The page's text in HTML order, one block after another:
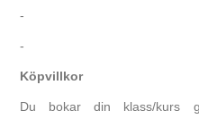
-
-
Köpvillkor
Du bokar din klass/kurs